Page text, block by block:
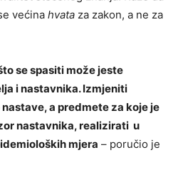
većina hvata za zakon, a ne za
se spasiti može jeste
i nastavnika. Izmjeniti
a predmete za koje je
nastavnika, realizirati u
mjera – poručio je